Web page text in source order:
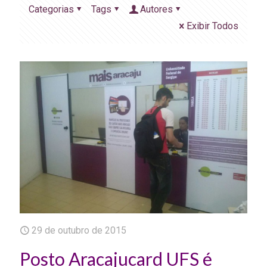
Categorias Tags
Autores
Exibir Todos
29 de outubro de 2015
Posto Aracajucard UFS é